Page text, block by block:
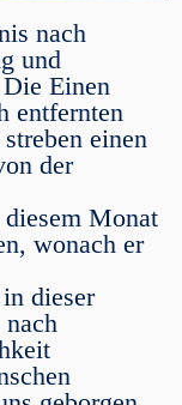
nach
und
Einen
entfernten
einen
der
Monat
wonach er
dieser